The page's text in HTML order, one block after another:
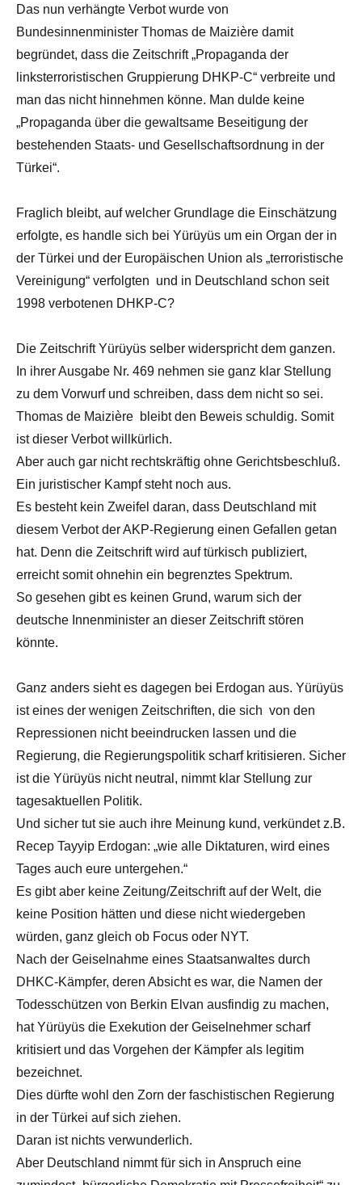
Das nun verhängte Verbot wurde von
Bundesinnenminister Thomas de Maizière damit
begründet, dass die Zeitschrift „Propaganda der
linksterroristischen Gruppierung DHKP-C“ verbreite und
man das nicht hinnehmen könne. Man dulde keine
„Propaganda über die gewaltsame Beseitigung der
bestehenden Staats- und Gesellschaftsordnung in der
Türkei“.
Fraglich bleibt, auf welcher Grundlage die Einschätzung
erfolgte, es handle sich bei Yürüyüs um ein Organ der in
der Türkei und der Europäischen Union als „terroristische
Vereinigung“ verfolgten und in Deutschland schon seit
1998 verbotenen DHKP-C?
Die Zeitschrift Yürüyüs selber widerspricht dem ganzen.
In ihrer Ausgabe Nr. 469 nehmen sie ganz klar Stellung
zu dem Vorwurf und schreiben, dass dem nicht so sei.
Thomas de Maizière bleibt den Beweis schuldig. Somit
ist dieser Verbot willkürlich.
Aber auch gar nicht rechtskräftig ohne Gerichtsbeschluß.
Ein juristischer Kampf steht noch aus.
Es besteht kein Zweifel daran, dass Deutschland mit
diesem Verbot der AKP-Regierung einen Gefallen getan
hat. Denn die Zeitschrift wird auf türkisch publiziert,
erreicht somit ohnehin ein begrenztes Spektrum.
So gesehen gibt es keinen Grund, warum sich der
deutsche Innenminister an dieser Zeitschrift stören
könnte.
Ganz anders sieht es dagegen bei Erdogan aus. Yürüyüs
ist eines der wenigen Zeitschriften, die sich von den
Repressionen nicht beeindrucken lassen und die
Regierung, die Regierungspolitik scharf kritisieren. Sicher
ist die Yürüyüs nicht neutral, nimmt klar Stellung zur
tagesaktuellen Politik.
Und sicher tut sie auch ihre Meinung kund, verkündet z.B.
Recep Tayyip Erdogan: „wie alle Diktaturen, wird eines
Tages auch eure untergehen.“
Es gibt aber keine Zeitung/Zeitschrift auf der Welt, die
keine Position hätten und diese nicht wiedergeben
würden, ganz gleich ob Focus oder NYT.
Nach der Geiselnahme eines Staatsanwaltes durch
DHKC-Kämpfer, deren Absicht es war, die Namen der
Todesschützen von Berkin Elvan ausfindig zu machen,
hat Yürüyüs die Exekution der Geiselnehmer scharf
kritisiert und das Vorgehen der Kämpfer als legitim
bezeichnet.
Dies dürfte wohl den Zorn der faschistischen Regierung
in der Türkei auf sich ziehen.
Daran ist nichts verwunderlich.
Aber Deutschland nimmt für sich in Anspruch eine